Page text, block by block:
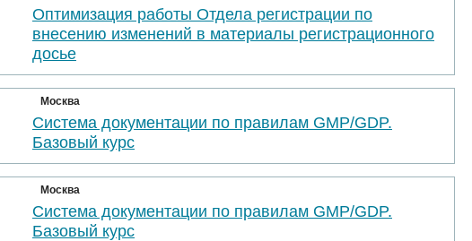
Оптимизация работы Отдела регистрации по
внесению изменений в материалы регистрационного
досье
Москва
Система документации по правилам GMP/GDP.
Базовый курс
Москва
Система документации по правилам GMP/GDP.
Базовый курс